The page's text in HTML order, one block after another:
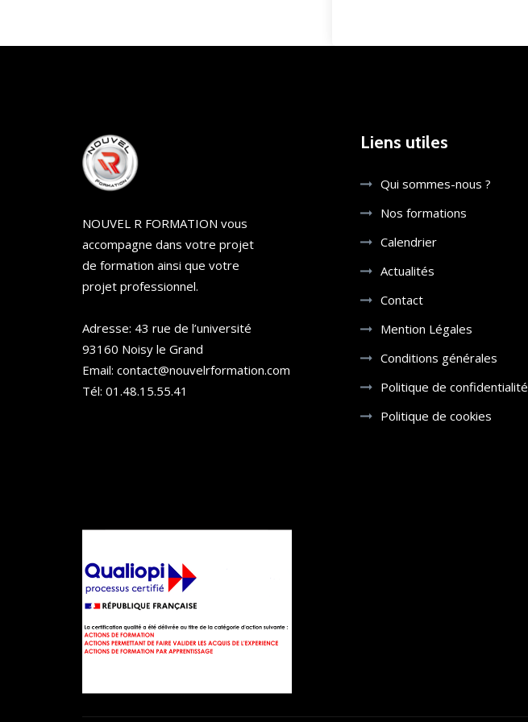
NOUVEL R FORMATION vous
accompagne dans votre projet
de formation ainsi que votre
projet professionnel.
Adresse: 43 rue de l’université
93160 Noisy le Grand
Email: contact@nouvelrformation.com
Tél: 01.48.15.55.41
Liens utiles
Qui sommes-nous ?
Nos formations
Calendrier
Actualités
Contact
Mention Légales
Conditions générales
Politique de confidentialité
Politique de cookies